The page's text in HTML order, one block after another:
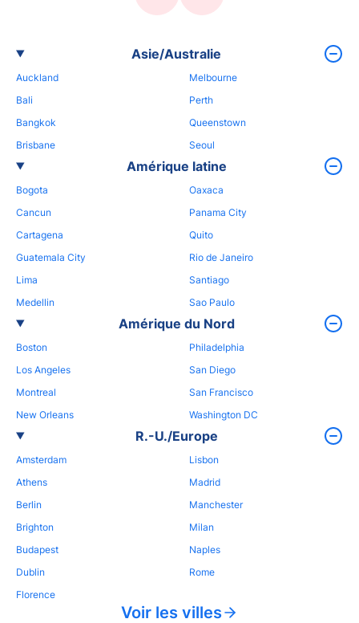
Asie/Australie
Auckland
Bali
Bangkok
Brisbane
Melbourne
Perth
Queenstown
Seoul
Amérique latine
Bogota
Cancun
Cartagena
Guatemala City
Lima
Medellin
Oaxaca
Panama City
Quito
Rio de Janeiro
Santiago
Sao Paulo
Amérique du Nord
Boston
Los Angeles
Montreal
New Orleans
Philadelphia
San Diego
San Francisco
Washington DC
R.-U./Europe
Amsterdam
Athens
Berlin
Brighton
Budapest
Dublin
Florence
Lisbon
Madrid
Manchester
Milan
Naples
Rome
Voir les villes